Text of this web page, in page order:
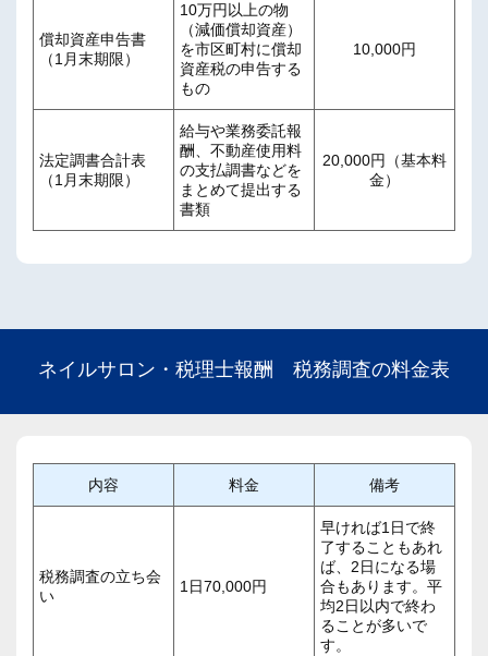
償却資産申告書
（1月末期限）
10万円以上の物
（減価償却資産）
を市区町村に償却
資産税の申告する
もの
10,000円
法定調書合計表
（1月末期限）
給与や業務委託報
酬、不動産使用料
の支払調書などを
まとめて提出する
書類
20,000円（基本料
金）
ネイルサロン・税理士報酬 税務調査の料金表
内容 料金 備考
税務調査の立ち会
い
1日70,000円
早ければ1日で終
了することもあれ
ば、2日になる場
合もあります。平
均2日以内で終わ
ることが多いで
す。